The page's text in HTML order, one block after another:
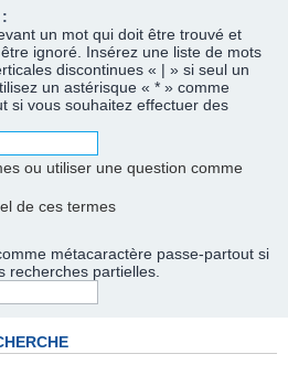
un mot qui doit être trouvé et
ignoré. Insérez une liste de mots
discontinues « | » si seul un
un astérisque « * » comme
si vous souhaitez effectuer des
ou utiliser une question comme
de ces termes
métacaractère passe-partout si
recherches partielles.